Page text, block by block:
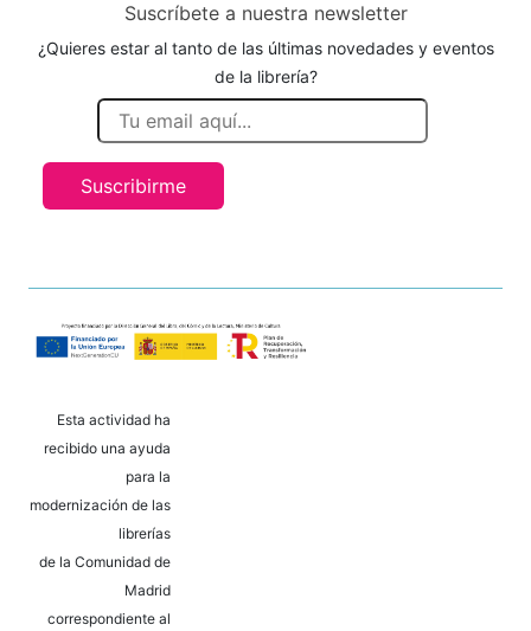
Suscríbete a nuestra newsletter
¿Quieres estar al tanto de las últimas novedades y eventos
de la librería?
Suscribirme
Esta actividad ha
recibido una ayuda
para la
modernización de las
librerías
de la Comunidad de
Madrid
correspondiente al